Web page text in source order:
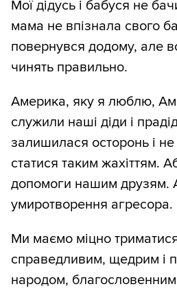
Мої дідусь і бабуся не
мама не впізнала свого
повернувся додому, але
чинять правильно.
Америка, яку я люблю,
служили наші діди і
залишилася осторонь і
статися таким жахіттям.
допомоги нашим друзям.
умиротворення агресора.
Ми маємо міцно
справедливим, щедрим і
народом,